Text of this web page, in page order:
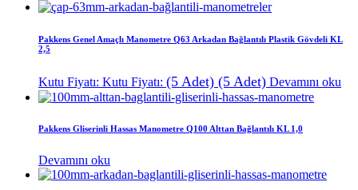
Pakkens Genel Amaçlı Manometre Q63 Arkadan Bağlantılı Plastik Gövdeli KL
2,5
Kutu Fiyatı: Kutu Fiyatı: (5 Adet) (5 Adet) Devamını oku
Pakkens Gliserinli Hassas Manometre Q100 Alttan Bağlantılı KL 1,0
Devamını oku